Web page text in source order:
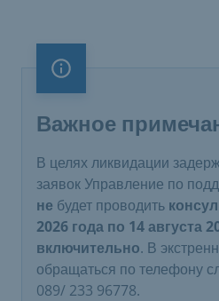
Важное примечание
Важное
​В целях ликвидации
заявок Управление по
не будет проводить
2026 года по 14 августа
включительно. В
обращаться по телефону
089/ 233 96778.